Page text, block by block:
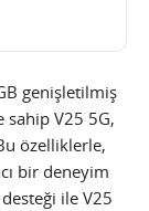
genişletilmiş
sahip V25 5G,
özelliklerle,
bir deneyim
ile V25